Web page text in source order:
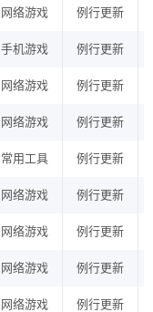
网络游戏 例行更新
手机游戏 例行更新
网络游戏 例行更新
网络游戏 例行更新
常用工具 例行更新
网络游戏 例行更新
网络游戏 例行更新
网络游戏 例行更新
网络游戏 例行更新